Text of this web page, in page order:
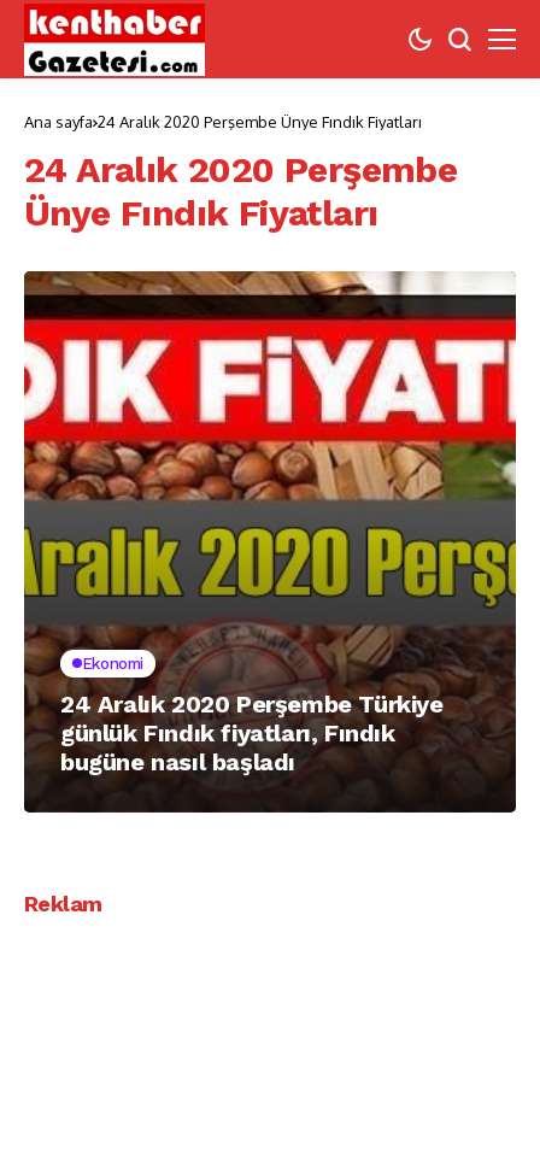
Ana sayfa 24 Aralık 2020 Perşembe Ünye Fındık Fiyatları
24 Aralık 2020 Perşembe
Ünye Fındık Fiyatları
Ekonomi
24 Aralık 2020 Perşembe Türkiye
günlük Fındık fiyatları, Fındık
bugüne nasıl başladı
Reklam